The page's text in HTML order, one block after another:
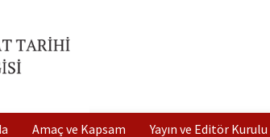
Amaç ve Kapsam Yayın ve Editör Kurulu